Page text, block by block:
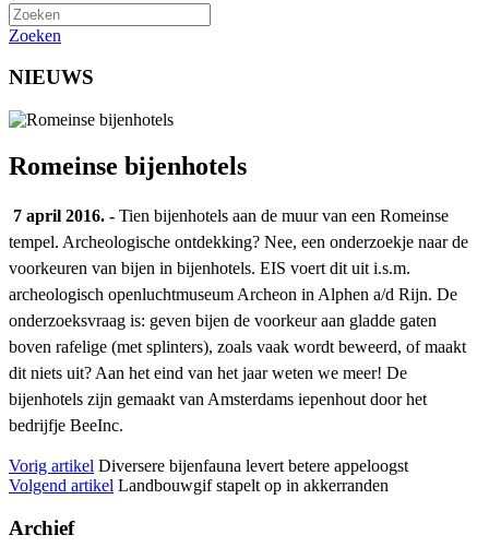
Zoeken
NIEUWS
Romeinse bijenhotels
7 april 2016. - Tien bijenhotels aan de muur van een Romeinse
tempel. Archeologische ontdekking? Nee, een onderzoekje naar de
voorkeuren van bijen in bijenhotels. EIS voert dit uit i.s.m.
archeologisch openluchtmuseum Archeon in Alphen a/d Rijn. De
onderzoeksvraag is: geven bijen de voorkeur aan gladde gaten
boven rafelige (met splinters), zoals vaak wordt beweerd, of maakt
dit niets uit? Aan het eind van het jaar weten we meer! De
bijenhotels zijn gemaakt van Amsterdams iepenhout door het
bedrijfje BeeInc.
Vorig artikel Diversere bijenfauna levert betere appeloogst
Volgend artikel Landbouwgif stapelt op in akkerranden
Archief